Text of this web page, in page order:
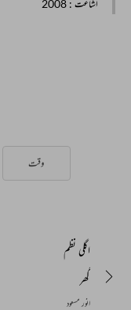
اشاعت : 2008
وقت
اگلی نظم
گھر
انور مسعود